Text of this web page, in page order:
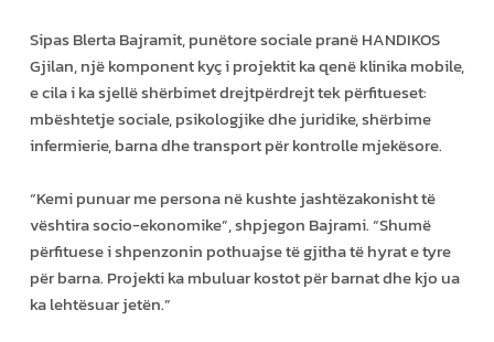
Sipas Blerta Bajramit, punëtore sociale pranë HANDIKOS
Gjilan, një komponent kyç i projektit ka qenë klinika mobile,
e cila i ka sjellë shërbimet drejtpërdrejt tek përfitueset:
mbështetje sociale, psikologjike dhe juridike, shërbime
infermierie, barna dhe transport për kontrolle mjekësore.
“Kemi punuar me persona në kushte jashtëzakonisht të
vështira socio-ekonomike”, shpjegon Bajrami. “Shumë
përfituese i shpenzonin pothuajse të gjitha të hyrat e tyre
për barna. Projekti ka mbuluar kostot për barnat dhe kjo ua
ka lehtësuar jetën.”